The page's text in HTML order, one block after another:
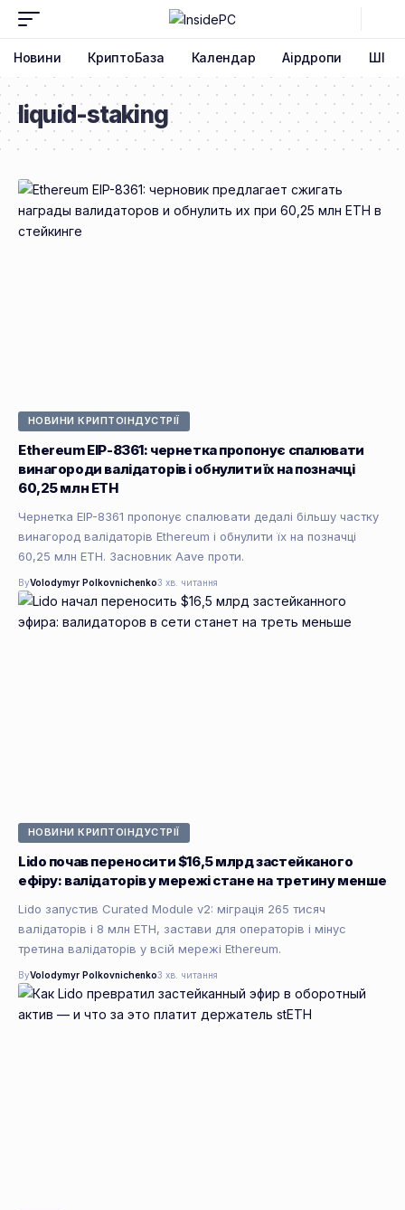
Новини КриптоБаза Календар Аірдропи ШІ
liquid-staking
НОВИНИ КРИПТОІНДУСТРІЇ
Ethereum EIP-8361: чернетка пропонує спалювати
винагороди валідаторів і обнулити їх на позначці
60,25 млн ETH
Чернетка EIP-8361 пропонує спалювати дедалі більшу частку
винагород валідаторів Ethereum і обнулити їх на позначці
60,25 млн ETH. Засновник Aave проти.
ByVolodymyr Polkovnichenko3 хв. читання
НОВИНИ КРИПТОІНДУСТРІЇ
Lido почав переносити $16,5 млрд застейканого
ефіру: валідаторів у мережі стане на третину менше
Lido запустив Curated Module v2: міграція 265 тисяч
валідаторів і 8 млн ETH, застави для операторів і мінус
третина валідаторів у всій мережі Ethereum.
ByVolodymyr Polkovnichenko3 хв. читання